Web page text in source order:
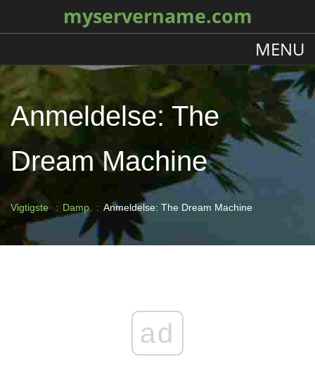
myservername.com
MENU
Anmeldelse: The
Dream Machine
Vigtigste Damp Anmeldelse: The Dream Machine
ad